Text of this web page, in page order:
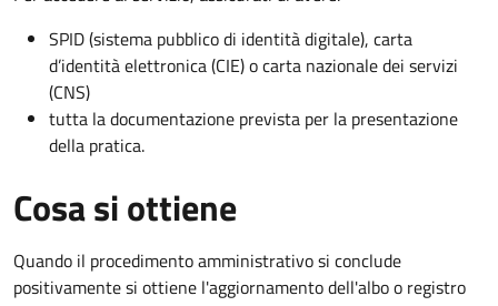
SPID (sistema pubblico di identità digitale), carta
d’identità elettronica (CIE) o carta nazionale dei servizi
(CNS)
tutta la documentazione prevista per la presentazione
della pratica.
Cosa si ottiene
Quando il procedimento amministrativo si conclude
positivamente si ottiene l'aggiornamento dell'albo o registro